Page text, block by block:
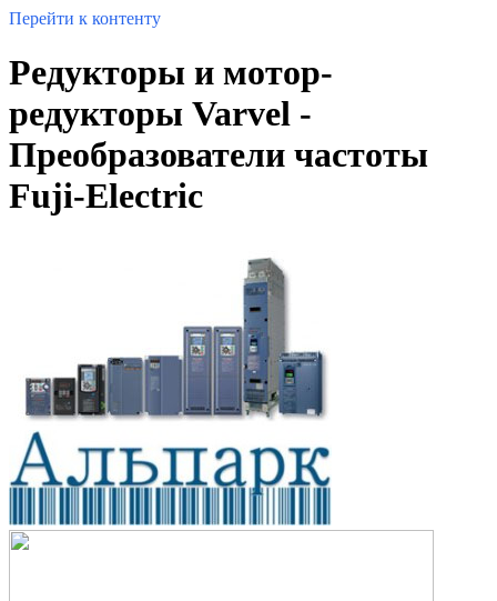
Перейти к контенту
Редукторы и мотор-
редукторы Varvel -
Преобразователи частоты
Fuji-Electric